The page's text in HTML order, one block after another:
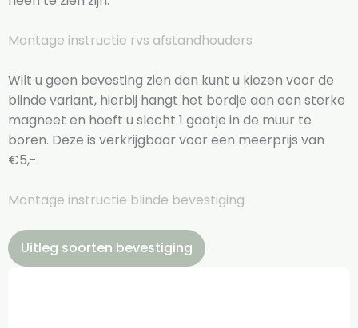
Montage instructie rvs afstandhouders
Wilt u geen bevesting zien dan kunt u kiezen voor de
blinde variant, hierbij hangt het bordje aan een sterke
magneet en hoeft u slecht 1 gaatje in de muur te
boren. Deze is verkrijgbaar voor een meerprijs van
€5,-.
Montage instructie blinde bevestiging
Uitleg soorten bevestiging